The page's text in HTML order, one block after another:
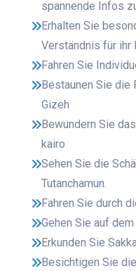
spannende Infos
Erhalten Sie
Verständnis für ihr
Fahren Sie
Bestaunen Sie die
Gizeh
Bewundern Sie
kairo
Sehen Sie die
Tutanchamun.
Fahren Sie durch
Gehen Sie auf
Erkunden Sie
Besichtigen Sie